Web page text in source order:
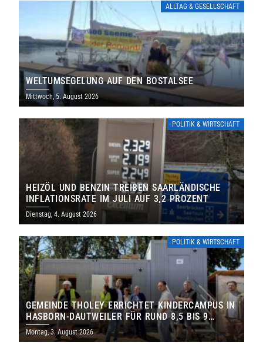
ALLTAG & GESELLSCHAFT
WELTUMSEGELUNG AUF DEN BOSTALSEE
Mittwoch, 5. August 2026
POLITIK & WIRTSCHAFT
HEIZÖL UND BENZIN TREIBEN SAARLÄNDISCHE
INFLATIONSRATE IM JULI AUF 3,2 PROZENT
Dienstag, 4. August 2026
POLITIK & WIRTSCHAFT
GEMEINDE THOLEY ERRICHTET KINDERCAMPUS IN
HASBORN-DAUTWEILER FÜR RUND 8,5 BIS 9
MILLIONEN EURO
Montag, 3. August 2026